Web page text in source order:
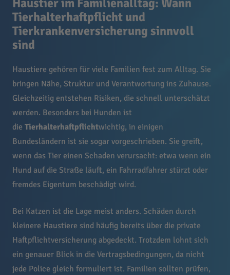
Haustier im Familienalltag: Wann
Tierhalterhaftpflicht und
Tierkrankenversicherung sinnvoll
sind
Haustiere gehören für viele Familien fest zum Alltag. Sie
bringen Nähe, Struktur und Verantwortung ins Zuhause.
Gleichzeitig entstehen Risiken, die schnell unterschätzt
werden. Besonders bei Hunden ist
die Tierhalterhaftpflichtwichtig, in einigen
Bundesländern ist sie sogar vorgeschrieben. Sie greift,
wenn das Tier einen Schaden verursacht: etwa wenn ein
Hund auf die Straße läuft, ein Fahrradfahrer stürzt oder
fremdes Eigentum beschädigt wird.
Bei Katzen ist die Lage meist anders. Schäden durch
kleinere Haustiere sind häufig bereits über die private
Haftpflichtversicherung abgedeckt. Trotzdem lohnt sich
ein genauer Blick in die Vertragsbedingungen, da nicht
jede Police gleich formuliert ist. Familien sollten prüfen,